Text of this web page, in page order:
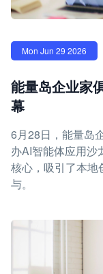
Mon Jun 29 2026
能量岛企业家
幕
6月28日，能量岛
办AI智能体应用沙
核心，吸引了本地
与。